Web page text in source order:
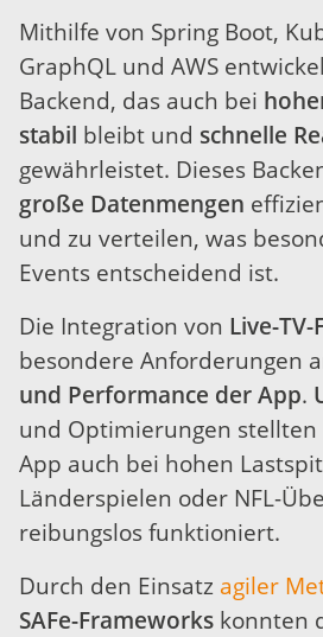
Mithilfe von Spring Boot,
GraphQL und AWS
Backend, das auch bei
stabil bleibt und schnelle
gewährleistet. Dieses
große Datenmengen
und zu verteilen, was
Events entscheidend ist.
Die Integration von Live-
besondere Anforderungen
und Performance der App.
und Optimierungen stellten
App auch bei hohen
Länderspielen oder NFL-
reibungslos funktioniert.
Durch den Einsatz agiler
SAFe-Frameworks konnten